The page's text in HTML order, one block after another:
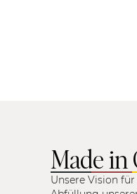
Made
Unsere Vision